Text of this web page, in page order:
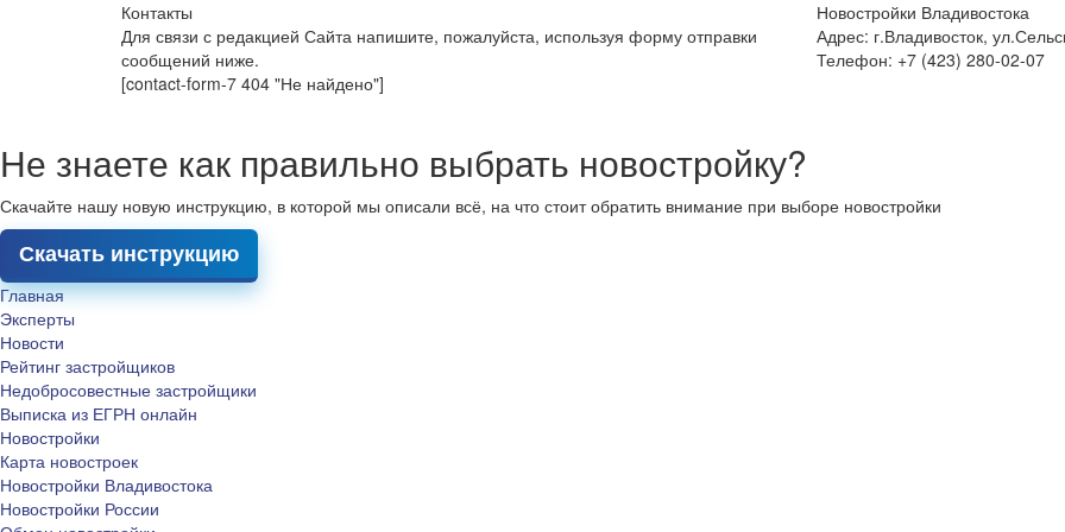
Контакты
Для связи с редакцией Сайта напишите, пожалуйста, используя форму отправки
сообщений ниже.
[contact-form-7 404 "Не найдено"]
Новостройки Владивостока
Адрес: г.Владивосток,
Телефон: +7 (423) 280-02-07
Не знаете как правильно выбрать новостройку?
Скачайте нашу новую инструкцию, в которой мы описали всё, на что стоит обратить внимание при выборе новостройки
Скачать инструкцию
Главная
Эксперты
Новости
Рейтинг застройщиков
Недобросовестные застройщики
Выписка из ЕГРН онлайн
Новостройки
Карта новостроек
Новостройки Владивостока
Новостройки России